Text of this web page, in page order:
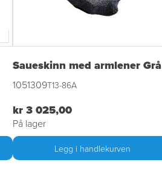
Saueskinn med armlener Grå
1051309T13-86A
kr 3 025,00
På lager
Legg i handlekurven